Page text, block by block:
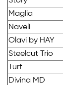
Maglia
Naveli
Olavi by HAY
Steelcut Trio
Turf
Divina MD